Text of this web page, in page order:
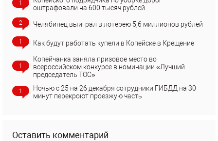
1
оштрафовали на 600 тысяч рублей
2 Челябинец выиграл в лотерею 5,6 миллионов рублей
1 Как будут работать купели в Копейске в Крещение
1
Копейчанка заняла призовое место во
всероссийском конкурсе в номинации «Лучший
председатель ТОС»
1
Ночью с 25 на 26 декабря сотрудники ГИБДД на 30
минут перекроют проезжую часть
Оставить комментарий